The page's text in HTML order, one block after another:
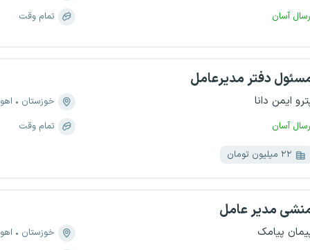
آسان
تمام وقت
دفتر مدیرعامل
ایمن دانا
آسان
خوزستان
تمام وقت
۲۲ میلیون تومان
مدیر عامل
پیامک خوزستان